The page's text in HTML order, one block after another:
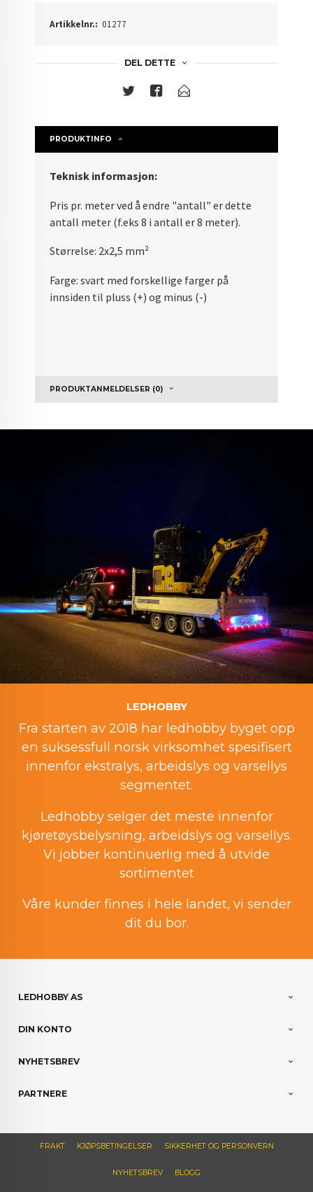
Artikkelnr.: 01277
DEL DETTE
PRODUKTINFO
Teknisk informasjon:
Pris pr. meter ved å endre "antall" er dette
antall meter (f.eks 8 i antall er 8 meter).
Størrelse: 2x2,5 mm²
Farge: svart med forskellige farger på
innsiden til pluss (+) og minus (-)
PRODUKTANMELDELSER (0)
LEDHOBBY
Fra starten av 2018 har ledhobby byget opp
en suksessfull norsk virksomhet spesifisert
innenfor ekstralys, arbeidslys og varsellys
segmentet.
Ledhobby selger det meste innenfor
kjøretøysbelysning, arbeidslys og varsellys.
Vi jobber kontinuerlig med å utvide
sortimentet
Våre kunder finnes i hele landet, vi sender
dit du bor.
LEDHOBBY AS
DIN KONTO
NYHETSBREV
PARTNERE
FRAKT KJØPSBETINGELSER SIKKERHET OG PERSONVERN
NYHETSBREV BLOGG